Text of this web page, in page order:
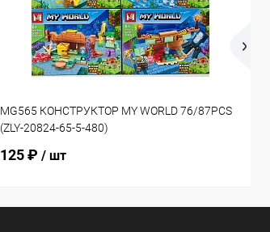
MG565 КОНСТРУКТОР MY WORLD 76/87PCS
(ZLY-20824-65-5-480)
125 ₽ / шт